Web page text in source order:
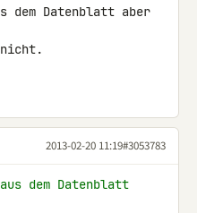
dem Datenblatt aber
nicht.
2013-02-20 11:19#3053783
dem Datenblatt